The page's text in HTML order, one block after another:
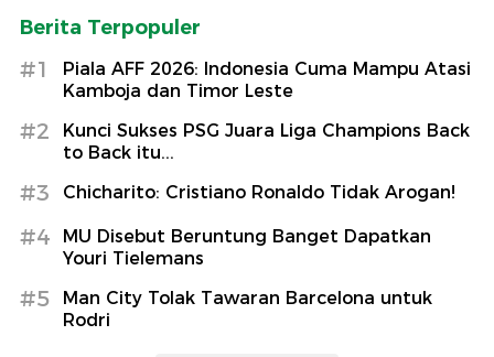
Berita Terpopuler
#1
Piala AFF 2026: Indonesia Cuma Mampu Atasi
Kamboja dan Timor Leste
#2
Kunci Sukses PSG Juara Liga Champions Back
to Back itu...
#3 Chicharito: Cristiano Ronaldo Tidak Arogan!
#4
MU Disebut Beruntung Banget Dapatkan
Youri Tielemans
#5
Man City Tolak Tawaran Barcelona untuk
Rodri